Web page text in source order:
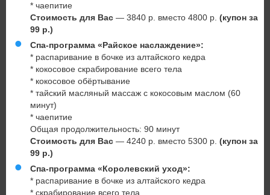
* чаепитие
Стоимость для Вас — 3840 р. вместо 4800 р. (купон за
99 р.)
Спа-программа «Райское наслаждение»:
* распаривание в бочке из алтайского кедра
* кокосовое скрабирование всего тела
* кокосовое обёртывание
* тайский масляный массаж с кокосовым маслом (60
минут)
* чаепитие
Общая продолжительность: 90 минут
Стоимость для Вас — 4240 р. вместо 5300 р. (купон за
99 р.)
Спа-программа «Королевский уход»:
* распаривание в бочке из алтайского кедра
* скрабирование всего тела